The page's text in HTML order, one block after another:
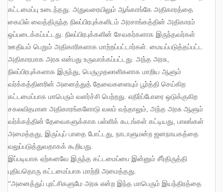
கட்டமைப்பு உடைந்தது. அதுவரையிலும் ஆங்காங்கே அதிகாரத்தை
கையில் வைத்திருந்த நிலப்பிரபுக்களிடம் அரசாங்கத்தின் அதிகாரம்
ஒப்படைக்கப்பட்டது. நிலப்பிரபுக்களின் சேவகர்களாக இருந்தவர்கள்
ஊதியம் பெறும் அதிகாரிகளாக மாற்றப்பட்டார்கள். மையப்படுத்தப்பட்ட
அதிகாரமாக அரசு என்பது உருவாக்கப்பட்டது. அந்த அரசு,
நிலப்பிரபுக்களாக இருந்து, பெருமுதலாளிகளாக மாறிய ஆளும்
வர்க்கத்தினரின் அனைத்துத் தேவைகளையும் பூர்த்தி செய்கிற
கட்டமைப்பாக மாபெரும் வளர்ச்சி பெற்றது. எதிர்ப்போரை ஒடுக்குகிற
சகலவிதமான அதிகாரங்களோடு வலம் வந்தாலும், அந்த அரசு ஆளும்
வர்க்கத்தின் தேவைகளுக்காக பள்ளிக் கூடங்கள் கட்டியது, பாலங்கள்
அமைத்தது, இருப்புப் பாதை போட்டது, நாடாளுமன்ற ஜனநாயகத்தை
வலுப்படுத்துவதாகக் கூறியது.
இப்படியாக ஏற்கனவே இருந்த கட்டமைப்பை இன்னும் சீர்திருத்தி
புதியதொரு கட்டமைப்பாக மாற்றி அமைத்தது.
“அனைத்துப் புரட்சிகளுமே அரசு என்ற இந்த மாபெரும் இயந்திரத்தை